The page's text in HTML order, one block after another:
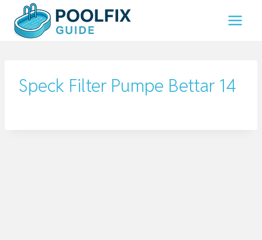
Inhalt
springen
Speck Filter Pumpe Bettar 14